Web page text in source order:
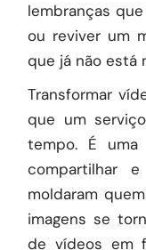
lembranças
ou reviver um
que já não está
Transformar
que um
tempo. É uma
compartilhar
moldaram
imagens se
de vídeos em